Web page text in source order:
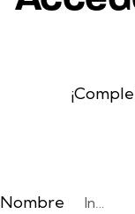
Nombre